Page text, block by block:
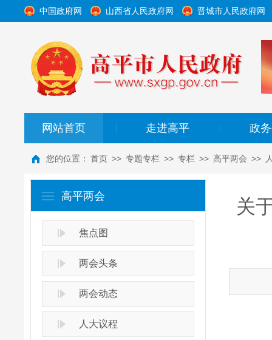
中国政府网 山西省人民政府网 晋城市人民政府网
网站首页 走进高平 政
您的位置： 首页 >> 专题专栏 >> 专栏 >> 高平两会 >>
高平两会
焦点图
两会头条
两会动态
人大议程
关